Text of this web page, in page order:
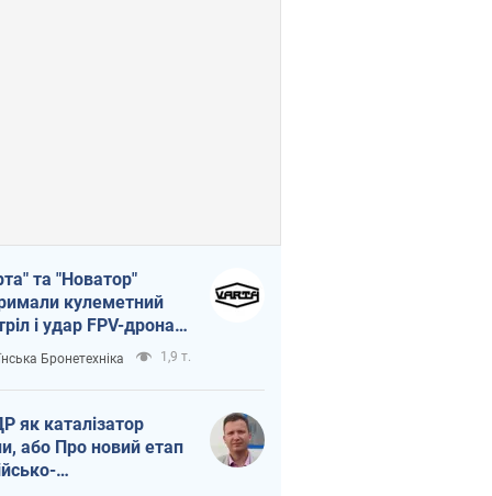
та "Новатор"
кулеметний
і удар FPV-дрона,
життя
ЗСУ
Бронетехніка 1,9 т.
як каталізатор
або Про новий етап